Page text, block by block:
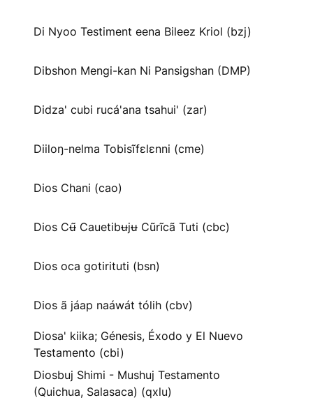
Di Nyoo Testiment eena Bileez Kriol (bzj)
Dibshon Mengi-kan Ni Pansigshan (DMP)
Didza' cubi rucá'ana tsahui' (zar)
Diiloŋ-nelma Tobisĩfɛlɛnni (cme)
Dios Chani (cao)
Dios Cʉ̃ Cauetibʉjʉ Cũrĩcã Tuti (cbc)
Dios oca gotirituti (bsn)
Dios ã jáap naáwát tólih (cbv)
Diosa' kiika; Génesis, Éxodo y El Nuevo
Testamento (cbi)
Diosbuj Shimi - Mushuj Testamento
(Quichua, Salasaca) (qxlu)